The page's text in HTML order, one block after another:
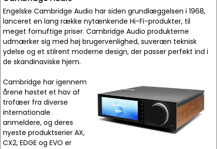
Engelske Cambridge Audio har siden grundlæggelsen i 1968,
lanceret en lang række nytænkende Hi-Fi-produkter, til
meget fornuftige priser. Cambridge Audio produkterne
udmærker sig med høj brugervenlighed, suveræn teknisk
ydelse og et stilrent moderne design, der passer perfekt ind i
de skandinaviske hjem.
Cambridge har igennem
årene høstet et hav af
trofæer fra diverse
internationale
anmeldere, og deres
nyeste produktserier AX,
CX2, EDGE og EVO er